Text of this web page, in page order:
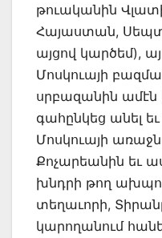
թուականին
Հայաստան,
այցով կարծեմ),
Մոսկուայի
սրբազանին ամէն
գահընկեց անել
Մոսկուայի
Քոչարեանին եւ
խնդրի թող
տեղաւորի,
կարողանում